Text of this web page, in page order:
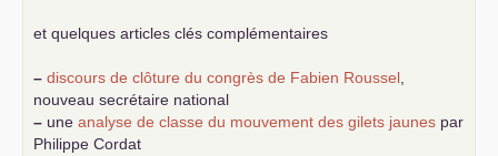
et quelques articles clés complémentaires
– discours de clôture du congrès de Fabien Roussel
nouveau secrétaire national
– une analyse de classe du mouvement des gilets jaunes par
Philippe Cordat